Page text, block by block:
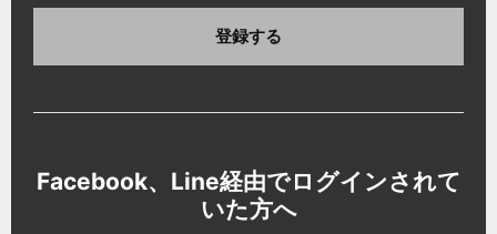
登録する
Facebook、Line経由でログインされて
いた方へ